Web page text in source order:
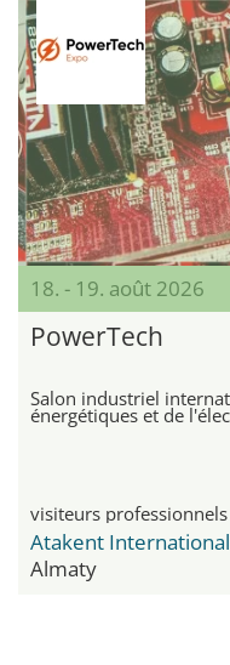
18. - 19. août 2026
PowerTech
Salon industriel
énergétiques et de
visiteurs
Atakent
Almaty